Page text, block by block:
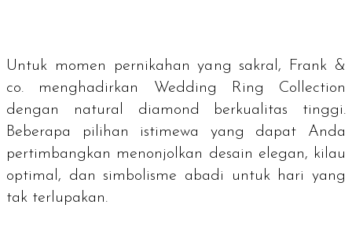
Untuk momen pernikahan yang sakral, Frank &
co. menghadirkan Wedding Ring Collection
dengan
natural diamond berkualitas tinggi.
Beberapa pilihan istimewa yang dapat Anda
pertimbangkan menonjolkan desain elegan, kilau
optimal, dan simbolisme abadi untuk hari yang
tak terlupakan.